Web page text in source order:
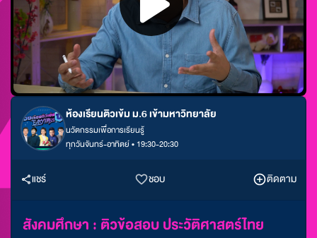
ห้องเรียนติวเข้ม ม.6 เข้ามหาวิทยาลัย
นวัตกรรมเพื่อการเรียนรู้
ทุกวันจันทร์-อาทิตย์ • 19:30-20:30
แชร์ ชอบ ติดตาม
สังคมศึกษา : ติวข้อสอบ ประวัติศาสตร์ไทย